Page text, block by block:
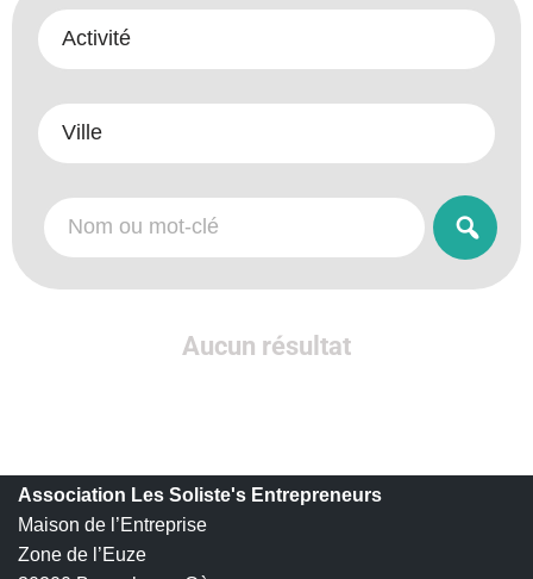
Aucun résultat
Association Les Soliste's Entrepreneurs
Maison de l’Entreprise
Zone de l’Euze